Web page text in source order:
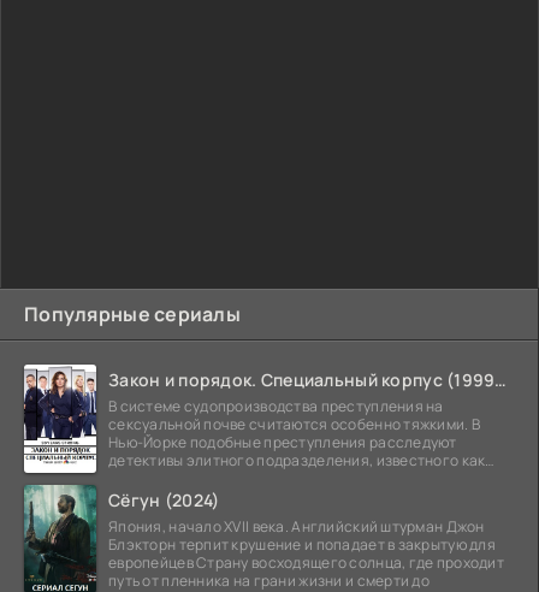
Популярные сериалы
Закон и порядок. Специальный корпус (1999-2026)
В системе судопроизводства преступления на
сексуальной почве считаются особенно тяжкими. В
Нью-Йорке подобные преступления расследуют
детективы элитного подразделения, известного как
Сёгун (2024)
Япония, начало XVII века. Английский штурман Джон
Блэкторн терпит крушение и попадает в закрытую для
европейцев Страну восходящего солнца, где проходит
путь от пленника на грани жизни и смерти до